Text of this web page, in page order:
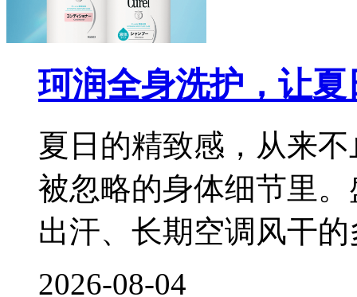
珂润全身洗护，让
夏日的精致感，从来
被忽略的身体细节里
出汗、长期空调风干
2026-08-04